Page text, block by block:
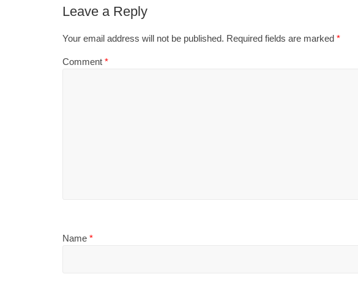
Leave a Reply
Your email address will not be published. Required fields are marked *
Comment *
Name *